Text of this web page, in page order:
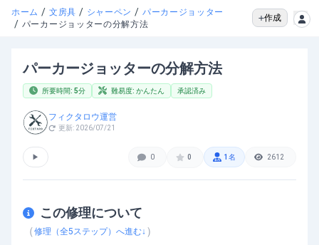
ホーム / 文房具 / シャーペン / パーカージョッター
/ パーカージョッターの分解方法
作成
パーカージョッターの分解方法
所要時間: 5分 難易度: かんたん 承認済み
フィクタロウ運営
更新: 2026/07/21
▶ 0 0 1 名 2612
この修理について
（修理（全5 ステップ）へ進む↓ ）